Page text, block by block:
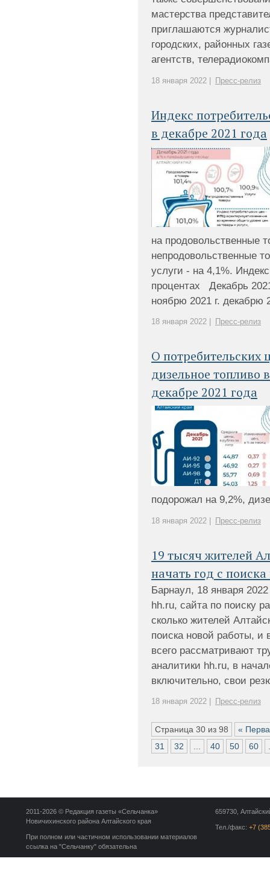
мастерства
приглашаются
городских, районных
агентств,
18 января 2022 | Пресс-релиз
Индекс
в декабре 2021 года
на продовольственные
непродовольственные
услуги - на 4,1%.
процентах Декабрь
ноябрю 2021 г. декабрю
18 января 2022 | Пресс-релиз
О потребительских
дизельное топливо
декабре 2021 года
подорожал на 9,2%,
18 января 2022 | Пресс-релиз
19 тысяч жителей
начать год с
Барнаул, 18 января
hh.ru, сайта по поиску
сколько жителей
поиска новой работы,
всего рассматривают
аналитики hh.ru, в
включительно, свои
18 января 2022 | Пресс-релиз
Страница 30 из 98
«
31
32 ... 40 50 60
659730,
Тел./факс: +7
2011-2026 © Редакция газеты «Сельчанка»
Новичихинского района Алтайского края
При полном или частичном использовании материалов
ссылка на "Сельчанку" обязательна